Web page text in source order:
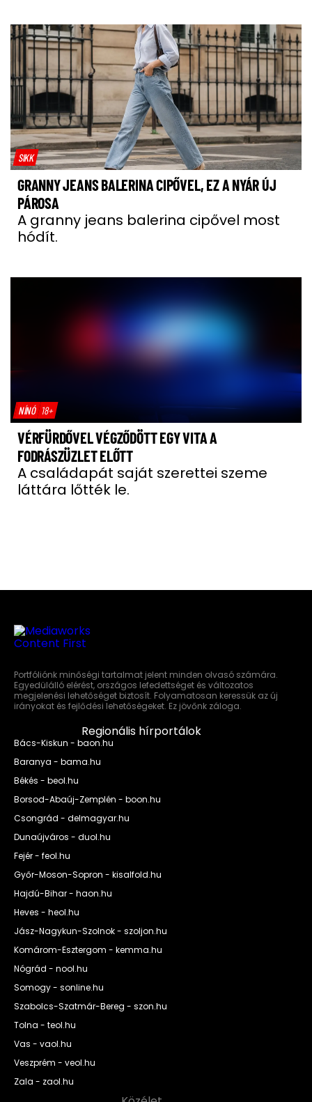
SIKK
GRANNY JEANS BALERINA CIPŐVEL, EZ A NYÁR ÚJ
PÁROSA
A granny jeans balerina cipővel most
hódít.
NÍNÓ 18+
VÉRFÜRDŐVEL VÉGZŐDÖTT EGY VITA A
FODRÁSZÜZLET ELŐTT
A családapát saját szerettei szeme
láttára lőtték le.
Portfóliónk minőségi tartalmat jelent minden olvasó számára.
Egyedülálló elérést, országos lefedettséget és változatos
megjelenési lehetőséget biztosít. Folyamatosan keressük az új
irányokat és fejlődési lehetőségeket. Ez jövőnk záloga.
Regionális hírportálok
Bács-Kiskun - baon.hu
Baranya - bama.hu
Békés - beol.hu
Borsod-Abaúj-Zemplén - boon.hu
Csongrád - delmagyar.hu
Dunaújváros - duol.hu
Fejér - feol.hu
Győr-Moson-Sopron - kisalfold.hu
Hajdú-Bihar - haon.hu
Heves - heol.hu
Jász-Nagykun-Szolnok - szoljon.hu
Komárom-Esztergom - kemma.hu
Nógrád - nool.hu
Somogy - sonline.hu
Szabolcs-Szatmár-Bereg - szon.hu
Tolna - teol.hu
Vas - vaol.hu
Veszprém - veol.hu
Zala - zaol.hu